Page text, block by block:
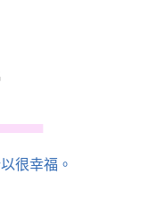
很幸福。